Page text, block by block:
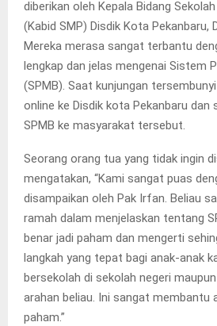
diberikan oleh Kepala Bidang
(Kabid SMP) Disdik Kota Pekanbaru,
Mereka merasa sangat terbantu
lengkap dan jelas mengenai Sistem
(SPMB). Saat kunjungan
online ke Disdik kota Pekanbaru dan
SPMB ke masyarakat tersebut.
Seorang orang tua yang tidak ingin
mengatakan, “Kami sangat puas
disampaikan oleh Pak Irfan. Beliau
ramah dalam menjelaskan tentang
benar jadi paham dan mengerti
langkah yang tepat bagi anak-anak
bersekolah di sekolah negeri
arahan beliau. Ini sangat membantu
paham.”